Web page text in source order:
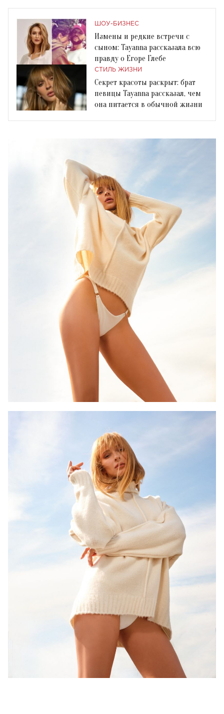
ШОУ-БИЗНЕС
Измены и редкие встречи с
сыном: Tayanna рассказала всю
правду о Егоре Глебе
СТИЛЬ ЖИЗНИ
Секрет красоты раскрыт: брат
певицы Tayanna рассказал, чем
она питается в обычной жизни